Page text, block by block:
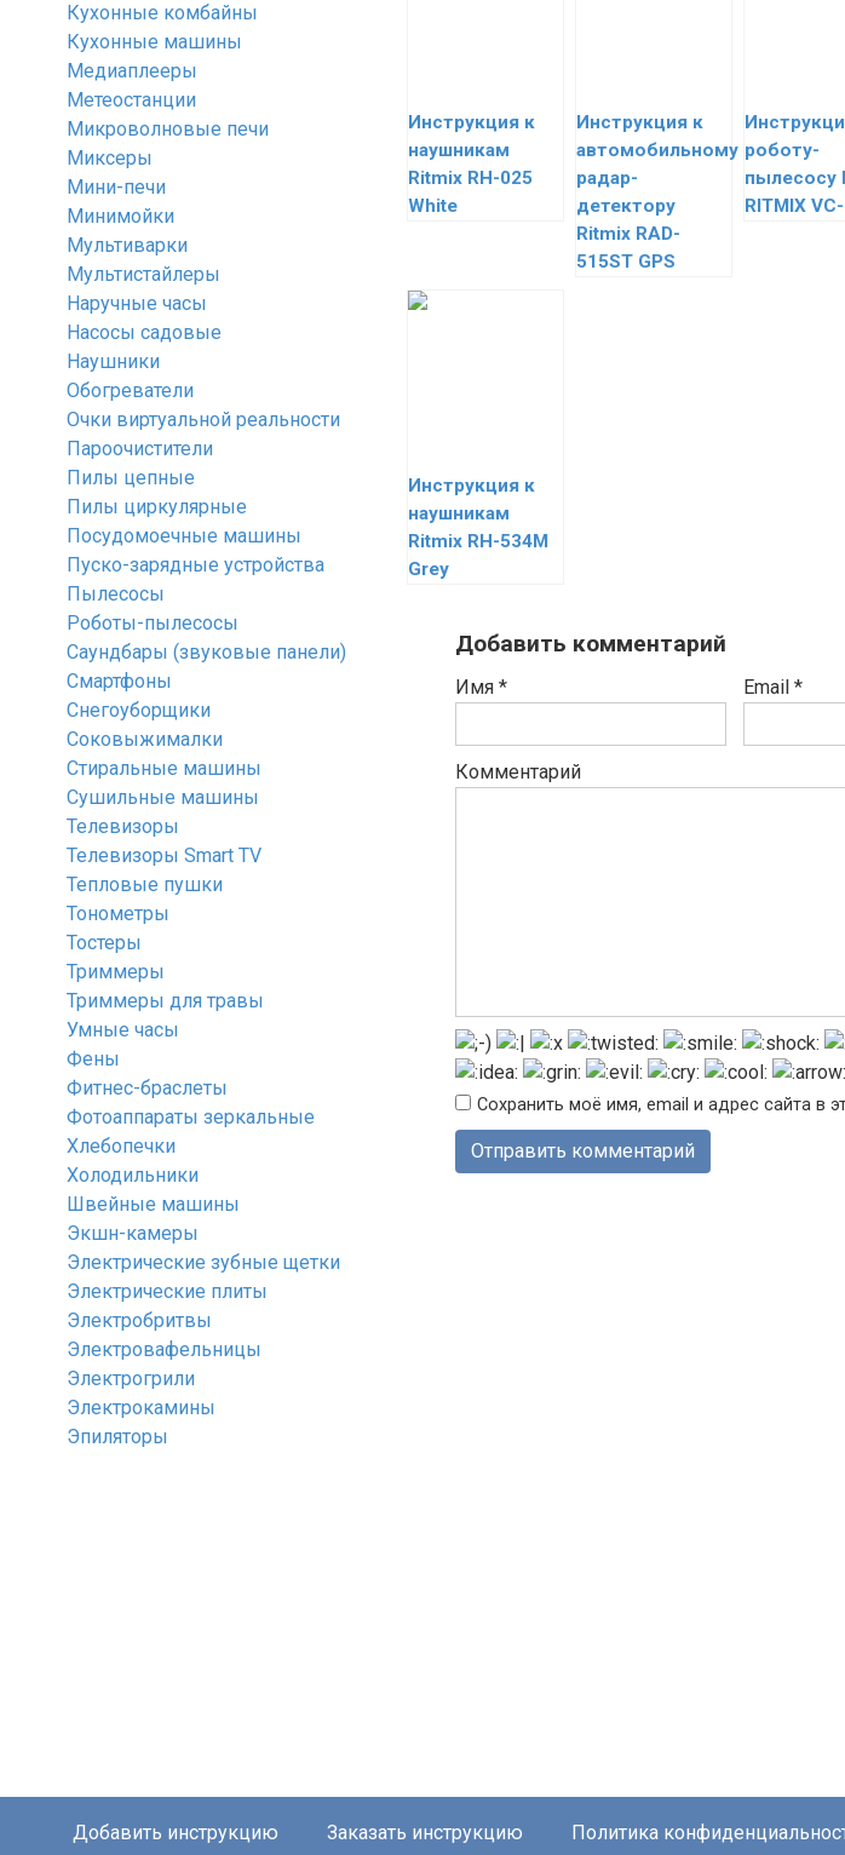
Инструкция к
наушникам
Ritmix RH-025
White
Инструкция к
автомобильному
радар-
детектору
Ritmix RAD-
515ST GPS
роботу-
пылесосу
RITMIX
Инструкция к
наушникам
Ritmix RH-534M
Grey
Добавить комментарий
Имя * Email *
Комментарий
Сохранить моё имя, email и адрес сайта в
Кухонные комбайны
Кухонные машины
Медиаплееры
Метеостанции
Микроволновые печи
Миксеры
Мини-печи
Минимойки
Мультиварки
Мультистайлеры
Наручные часы
Насосы садовые
Наушники
Обогреватели
Очки виртуальной реальности
Пароочистители
Пилы цепные
Пилы циркулярные
Посудомоечные машины
Пуско-зарядные устройства
Пылесосы
Роботы-пылесосы
Саундбары (звуковые панели)
Смартфоны
Снегоуборщики
Соковыжималки
Стиральные машины
Сушильные машины
Телевизоры
Телевизоры Smart TV
Тепловые пушки
Тонометры
Тостеры
Триммеры
Триммеры для травы
Умные часы
Фены
Фитнес-браслеты
Фотоаппараты зеркальные
Хлебопечки
Холодильники
Швейные машины
Экшн-камеры
Электрические зубные щетки
Электрические плиты
Электробритвы
Электровафельницы
Электрогрили
Электрокамины
Эпиляторы
Добавить инструкцию Заказать инструкцию Политика